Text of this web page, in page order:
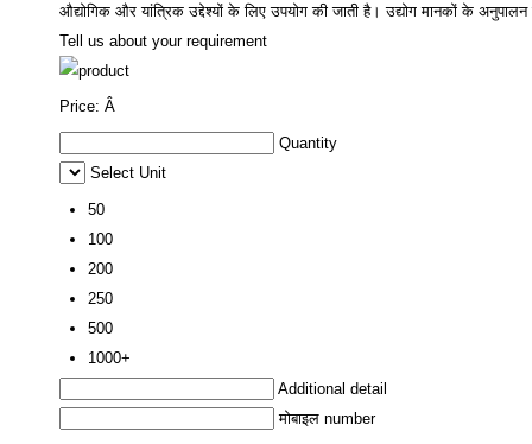
औद्योगिक और यांत्रिक उद्देश्यों के लिए उपयोग की जाती है। उद्योग मानकों के
Tell us about your requirement
Price: Â
Quantity
Select Unit
50
100
200
250
500
1000+
Additional detail
मोबाइल number